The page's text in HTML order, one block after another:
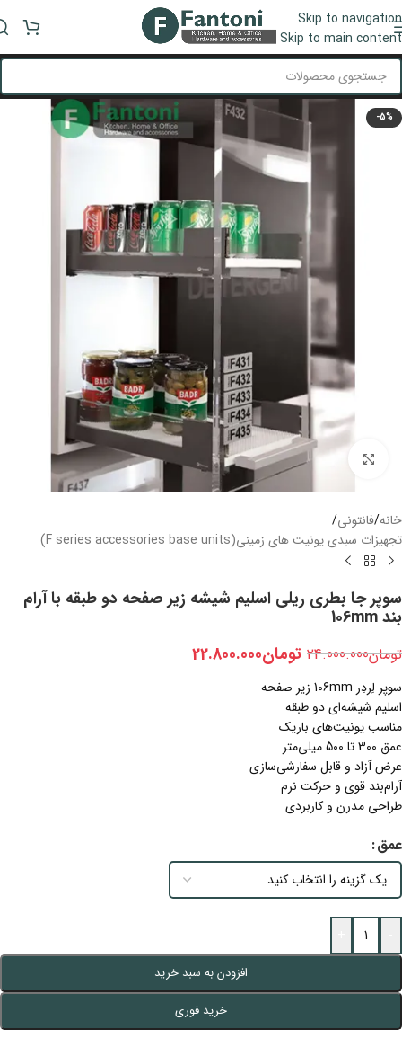
Skip to navigation
Skip to main content
منو
-5%
بزرگنمایی تصویر
خانه/فانتونی/
تجهیزات سبدی یونیت های زمینی(F series accessories base units)
سوپر جا بطری ریلی اسلیم شیشه زیر صفحه دو طبقه با آرام
بند 106mm
تومان24.000.000 تومان22.800.000
سوپر لِردِر 106mm زیر صفحه
اسلیم شیشه‌ای دو طبقه
مناسب یونیت‌های باریک
عمق 300 تا 500 میلی‌متر
عرض آزاد و قابل سفارشی‌سازی
آرام‌بند قوی و حرکت نرم
طراحی مدرن و کاربردی
عمق
افزودن به سبد خرید
خرید فوری